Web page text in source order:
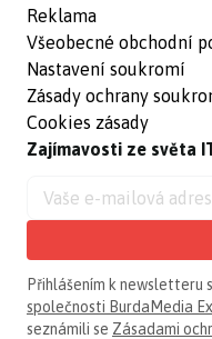
Reklama
Všeobecné obchodní
Nastavení soukromí
Zásady ochrany
Cookies zásady
Zajímavosti ze světa
Přihlášením k newsletteru
společnosti BurdaMedia
seznámili se Zásadami